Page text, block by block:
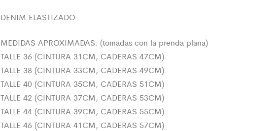
DENIM ELASTIZADO
MEDIDAS APROXIMADAS: (tomadas con la prenda plana)
TALLE 36 (CINTURA 31CM, CADERAS 47CM)
TALLE 38 (CINTURA 33CM, CADERAS 49CM)
TALLE 40 (CINTURA 35CM, CADERAS 51CM)
TALLE 42 (CINTURA 37CM, CADERAS 53CM)
TALLE 44 (CINTURA 39CM, CADERAS 55CM)
TALLE 46 (CINTURA 41CM, CADERAS 57CM)